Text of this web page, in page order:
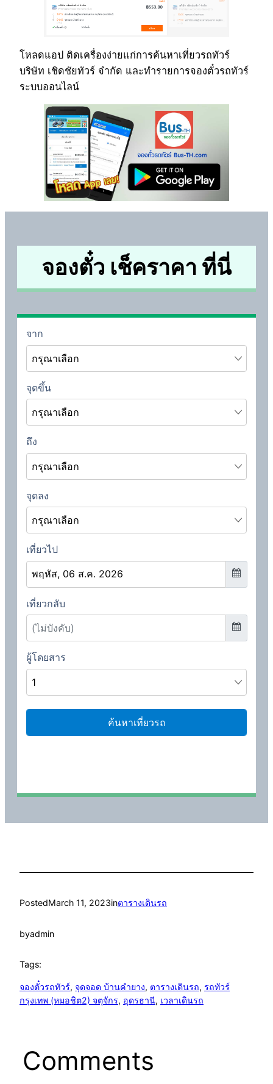
โหลดแอป ติดเครื่องง่ายแก่การค้นหาเที่ยวรถทัวร์
บริษัท เชิดชัยทัวร์ จำกัด และทำรายการจองตั๋วรถทัวร์
ระบบออนไลน์
จองตั๋ว เช็คราคา ที่นี่
PostedMarch 11, 2023inตารางเดินรถ
byadmin
Tags:
จองตั๋วรถทัวร์, จุดจอด บ้านคำยาง, ตารางเดินรถ, รถทัวร์
กรุงเทพ (หมอชิต2) จตุจักร, อุดรธานี, เวลาเดินรถ
Comments